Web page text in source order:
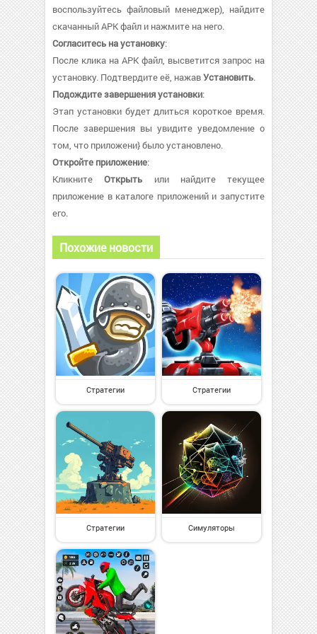
воспользуйтесь файловый менеджер), найдите
скачанный APK файл и нажмите на него.
Согласитесь на установку:
После клика на APK файл, высветится запрос на
установку. Подтвердите её, нажавУстановить.
Подождите завершения установки:
Этап установки будет длиться короткое время.
После завершения вы увидите уведомление о
том, что приложени} было установлено.
Откройте приложение:
КликнитеОткрыть или найдите текущее
приложение в каталоге приложений и запустите
его.
Похожие новости
Стратегии Стратегии
Стратегии Симуляторы